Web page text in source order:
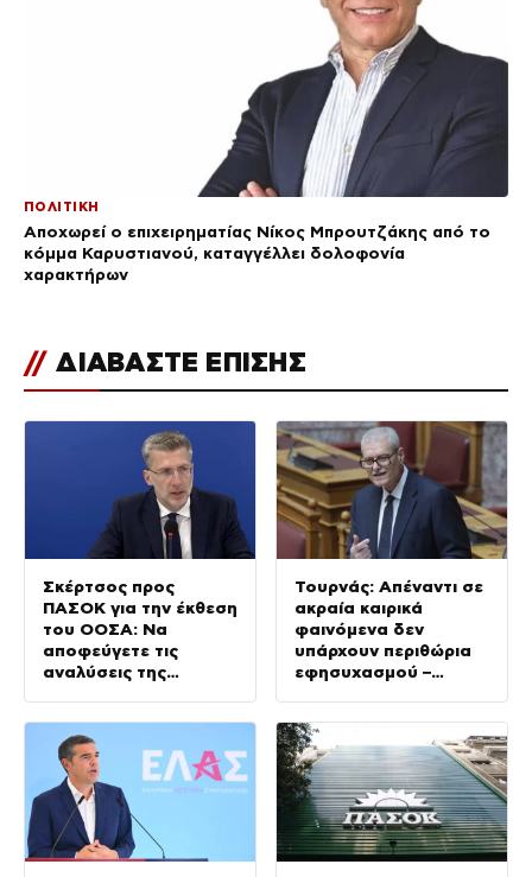
ΠΟΛΙΤΙΚΗ
Αποχωρεί ο επιχειρηματίας Νίκος Μπρουτζάκης από το
κόμμα Καρυστιανού, καταγγέλλει δολοφονία
χαρακτήρων
// ΔΙΑΒΑΣΤΕ ΕΠΙΣΗΣ
Σκέρτσος προς
ΠΑΣΟΚ για την έκθεση
του ΟΟΣΑ: Να
αποφεύγετε τις
αναλύσεις της
Τουρνάς: Απέναντι σε
ακραία καιρικά
φαινόμενα δεν
υπάρχουν περιθώρια
εφησυχασμού –
Αττικοβοιωτία